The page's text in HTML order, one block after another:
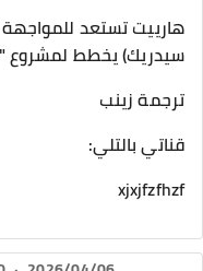
​هارييت تستعد للمواجهة
سيدريك) يخطط لمشروع
ترجمة زينب
قناتي بالتلي:
xjxjfzfhzf